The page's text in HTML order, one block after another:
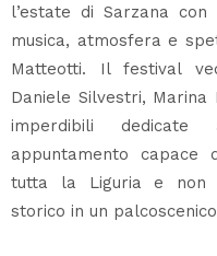
l’estate di Sarzana
musica, atmosfera e
Matteotti. Il festival
Daniele Silvestri,
imperdibili
appuntamento capace
tutta la Liguria e non
storico in un